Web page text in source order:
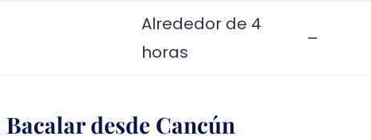
Alrededor de 4
horas
–
desde Cancún